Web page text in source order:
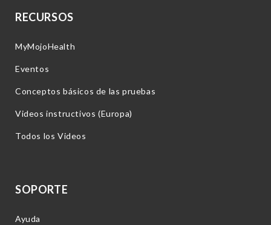
RECURSOS
MyMojoHealth
Eventos
Conceptos básicos de las pruebas
Videos instructivos (Europa)
Todos los Videos
SOPORTE
Ayuda